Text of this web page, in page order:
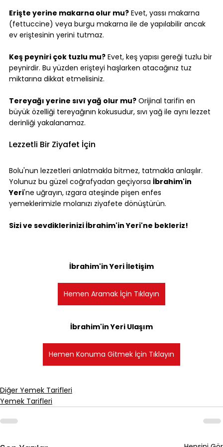
Erişte yerine makarna olur mu? Evet, yassı makarna
(fettuccine) veya burgu makarna ile de yapılabilir ancak
ev eriştesinin yerini tutmaz.
Keş peyniri çok tuzlu mu? Evet, keş yapısı gereği tuzlu bir
peynirdir. Bu yüzden erişteyi haşlarken atacağınız tuz
miktarına dikkat etmelisiniz.
Tereyağı yerine sıvı yağ olur mu? Orijinal tarifin en
büyük özelliği tereyağının kokusudur, sıvı yağ ile aynı lezzet
derinliği yakalanamaz.
Lezzetli Bir Ziyafet İçin
Bolu'nun lezzetleri anlatmakla bitmez, tatmakla anlaşılır.
Yolunuz bu güzel coğrafyadan geçiyorsa İbrahim'in
Yeri'ne uğrayın, ızgara ateşinde pişen enfes
yemeklerimizle molanızı ziyafete dönüştürün.
Sizi ve sevdiklerinizi İbrahim'in Yeri'ne bekleriz!
İbrahim'in Yeri İletişim
Hemen Aramak İçin Tıklayın
İbrahim'in Yeri Ulaşım
Hemen Konuma Gitmek İçin Tıklayın
Diğer Yemek Tarifleri
Yemek Tarifleri